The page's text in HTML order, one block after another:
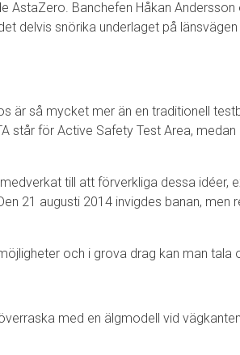
Banchefen Håkan
delvis snörika underlaget på
är så mycket mer än en traditionell
står för Active Safety Test Area,
till att förverkliga dessa idéer,
21 augusti 2014 invigdes banan, men
och i grova drag kan man tala
med en älgmodell vid